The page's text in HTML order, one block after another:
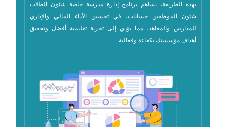
بهذه الطريقة، يساهم برنامج إدارة مدرسة خاصة شئون الطلاب
شئون الموظفين حسابات، في تحسين الأداء المالي والإداري
للمدارس والمعاهد، مما يؤدي إلى تجربة تعليمية أفضل وتحقيق
أهداف مؤسستك بكفاءة وفعالية.